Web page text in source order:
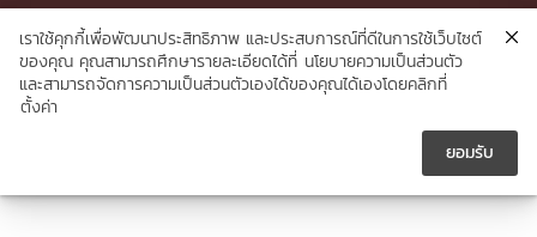

เราใช้คุกกี้เพื่อพัฒนาประสิทธิภาพ และประสบการณ์ที่ดีในการใช้เว็บไซต์
ของคุณ คุณสามารถศึกษารายละเอียดได้ที่ นโยบายความเป็นส่วนตัว
และสามารถจัดการความเป็นส่วนตัวเองได้ของคุณได้เองโดยคลิกที่
ตั้งค่า
ยอมรับ